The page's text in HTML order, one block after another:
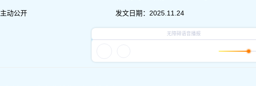
主动公开 发文日期： 2025.11.24